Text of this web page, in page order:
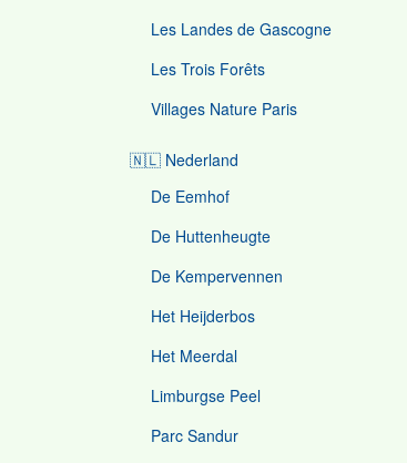
Les Landes de Gascogne
Les Trois Forêts
Villages Nature Paris
🇳🇱 Nederland
De Eemhof
De Huttenheugte
De Kempervennen
Het Heijderbos
Het Meerdal
Limburgse Peel
Parc Sandur